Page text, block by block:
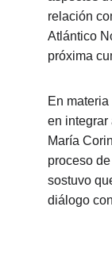
relación
Atlántico
próxima
En
en integrar
María
proceso
sostuvo
diálogo